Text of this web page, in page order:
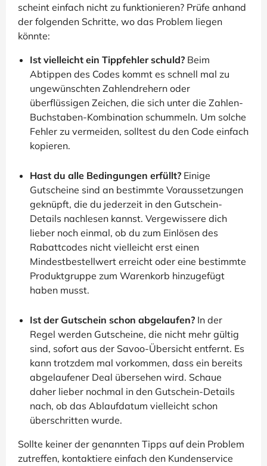
scheint einfach nicht zu funktionieren? Prüfe anhand
der folgenden Schritte, wo das Problem liegen
könnte:
Ist vielleicht ein Tippfehler schuld? Beim
Abtippen des Codes kommt es schnell mal zu
ungewünschten Zahlendrehern oder
überflüssigen Zeichen, die sich unter die Zahlen-
Buchstaben-Kombination schummeln. Um solche
Fehler zu vermeiden, solltest du den Code einfach
kopieren.
Hast du alle Bedingungen erfüllt? Einige
Gutscheine sind an bestimmte Voraussetzungen
geknüpft, die du jederzeit in den Gutschein-
Details nachlesen kannst. Vergewissere dich
lieber noch einmal, ob du zum Einlösen des
Rabattcodes nicht vielleicht erst einen
Mindestbestellwert erreicht oder eine bestimmte
Produktgruppe zum Warenkorb hinzugefügt
haben musst.
Ist der Gutschein schon abgelaufen? In der
Regel werden Gutscheine, die nicht mehr gültig
sind, sofort aus der Savoo-Übersicht entfernt. Es
kann trotzdem mal vorkommen, dass ein bereits
abgelaufener Deal übersehen wird. Schaue
daher lieber nochmal in den Gutschein-Details
nach, ob das Ablaufdatum vielleicht schon
überschritten wurde.
Sollte keiner der genannten Tipps auf dein Problem
zutreffen, kontaktiere einfach den Kundenservice